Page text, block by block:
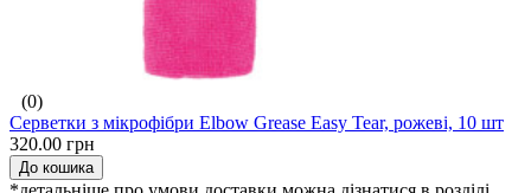
(0)
Серветки з мікрофібри Elbow Grease Easy Tear, рожеві, 10 шт
320.00 грн
До кошика